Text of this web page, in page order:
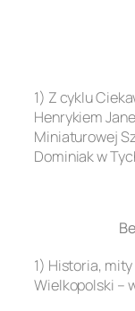
1) Z cyklu
Henrykiem
Miniaturowej
Dominiak w
1) Historia,
Wielkopolski –